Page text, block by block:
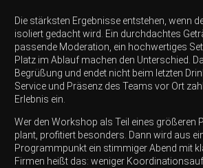
Die stärksten Ergebnisse entstehen, wenn
isoliert gedacht wird. Ein durchdachtes
passende Moderation, ein hochwertiges
Platz im Ablauf machen den Unterschied.
Begrüßung und endet nicht beim letzten
Service und Präsenz des Teams vor Ort
Erlebnis ein.
Wer den Workshop als Teil eines größeren
plant, profitiert besonders. Dann wird aus
Programmpunkt ein stimmiger Abend mit
Firmen heißt das: weniger